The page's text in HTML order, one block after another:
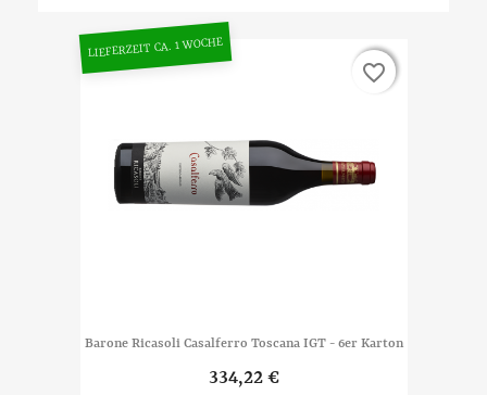
Barone Ricasoli Casalferro Toscana IGT - 6er Karton
334,22 €
LIEFERZEIT CA. 1 WOCHE
favorite_border
favorite_border